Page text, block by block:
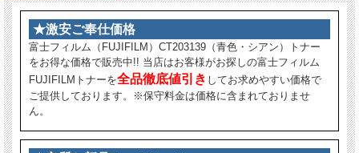
★激安ご奉仕価格
富士フィルム（FUJIFILM）CT203139（青色・シアン）トナー
をお得な価格で販売中!! 当店はお客様がお探しの富士フィルム
FUJIFILMトナーを全品徹底値引き してお求めやすい価格で
ご提供しております。※保守料金は価格に含まれておりませ
ん。